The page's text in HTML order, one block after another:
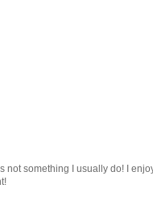
not something I usually do! I